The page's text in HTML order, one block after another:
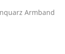
Armband